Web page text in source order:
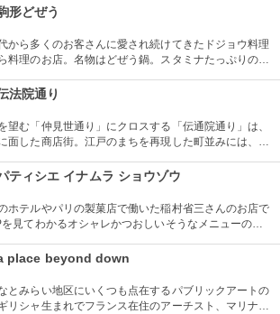
ともありますので、何度も訪れたいですね。
形どぜう
から多くのお客さんに愛され続けてきたドジョウ料理
料理のお店。名物はどぜう鍋。スタミナたっぷりのど
く頂ける上に健康と美容にも良い。
法院通り
望む「仲見世通り」にクロスする「伝通院通り」は、
面した商店街。江戸のまちを再現した町並みには、屋
す。多彩なお店が並んでいて、買い物や食事も楽しめま
ティシエ イナムラ ショウゾウ
ホテルやパリの製菓店で働いた稲村省三さんのお店で
見てわかるオシャレかつおしいそうなメニューの
せん。
place beyond down
とみらい地区にいくつも点在するパブリックアートの
リシャ生まれでフランス在住のアーチスト、マリナ・